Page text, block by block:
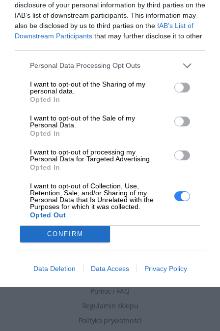
disclosure of your personal information by third parties on the
IAB’s list of downstream participants. This information may
also be disclosed by us to third parties on the IAB’s List of
Downstream Participants that may further disclose it to other
Personal Data Processing Opt Outs
I want to opt-out of the Sharing of my
personal data.
Opted In
I want to opt-out of the Sale of my
Personal Data.
Opted In
I want to opt-out of processing my
Personal Data for Targeted Advertising.
Opted In
I want to opt-out of Collection, Use,
Retention, Sale, and/or Sharing of my
Personal Data that Is Unrelated with the
Purposes for which it was collected.
Opted Out
CONFIRM
Data Deletion Data Access Privacy Policy
SZYBKI KONTAKT
WAŻNE INFORMACJE
Zapytaj oofertę
Sprzęt HP to dobry wybór. Powiedz nam czego potrzebujesz, a
Informacje
Pomoc i FAQ
Regulamin sklepu
Polityka prywatności